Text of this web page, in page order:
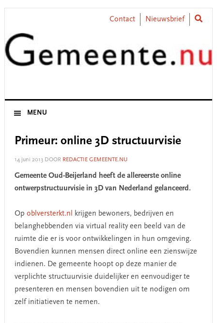
Skip
primary
navigation
Skip
content
Skip
primary
sidebar
Skip
footer
Contact Nieuwsbrief
MENU
Primeur: online 3D structuurvisie
14 juni 2013DOOR REDACTIE GEMEENTE.NU
Gemeente Oud-Beijerland heeft de allereerste online
ontwerpstructuurvisie in 3D van Nederland gelanceerd.
Op oblversterkt.nl
krijgen bewoners, bedrijven en
belanghebbenden via virtual reality een beeld van de
ruimte die er is voor ontwikkelingen in hun omgeving.
Bovendien kunnen mensen direct online een zienswijze
indienen. De gemeente hoopt op deze manier de
verplichte structuurvisie duidelijker en eenvoudiger te
presenteren en mensen bovendien uit te nodigen om
zelf initiatieven te nemen.